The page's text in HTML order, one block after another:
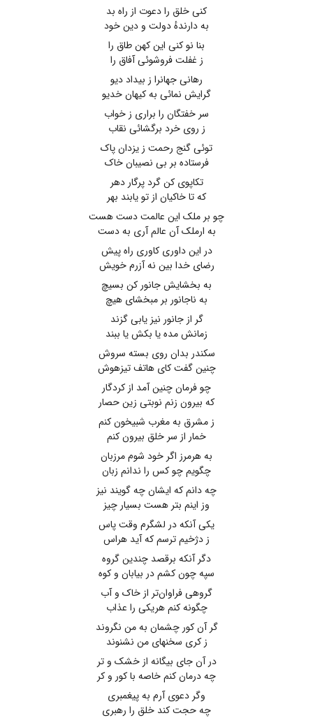
کنی خلق را دعوت از راه بد
به دارندهٔ دولت و دین خود
بنا نو کنی این کهن طاق را
ز غفلت فروشوئی آفاق را
رهانی جهانرا ز بیداد دیو
گرایش نمائی به کیهان خدیو
سر خفتگان را براری ز خواب
ز روی خرد برگشائی نقاب
توئی گنج رحمت ز یزدان پاک
فرستاده بر بی نصیبان خاک
تکاپوی کن گرد پرگار دهر
که تا خاکیان از تو یابند بهر
چو بر ملک این عالمت دست هست
به ارملک آن عالم آری به دست
در این داوری کاوری راه پیش
رضای خدا بین نه آزرم خویش
به بخشایش جانور کن بسیچ
به ناجانور بر مبخشای هیچ
گر از جانور نیز یابی گزند
زمانش مده یا بکش یا ببند
سکندر بدان روی بسته سروش
چنین گفت کای هاتف تیزهوش
چو فرمان چنین آمد از کردگار
که بیرون زنم نوبتی زین حصار
ز مشرق به مغرب شبیخون کنم
خمار از سر خلق بیرون کنم
به هرمرز اگر خود شوم مرزبان
چگویم چو کس را ندانم زبان
چه دانم که ایشان چه گویند نیز
وز اینم بتر هست بسیار چیز
یکی آنکه در لشگرم وقت پاس
ز دژخیم ترسم که آید هراس
دگر آنکه برقصد چندین گروه
سپه چون کشم در بیابان و کوه
گروهی فراوان‌تر از خاک و آب
چگونه کنم هریکی را عذاب
گر آن کور چشمان به من نگروند
ز کری سخنهای من نشنوند
در آن جای بیگانه از خشک و تر
چه درمان کنم خاصه با کور و کر
وگر دعوی آرم به پیغمبری
چه حجت کند خلق را رهبری